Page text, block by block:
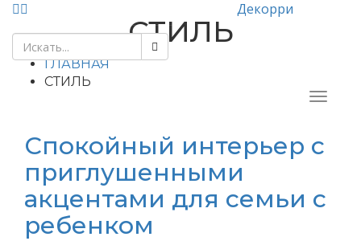
Декорри
СТИЛЬ
ГЛАВНАЯ
СТИЛЬ
Спокойный интерьер с
приглушенными
акцентами для семьи с
ребенком